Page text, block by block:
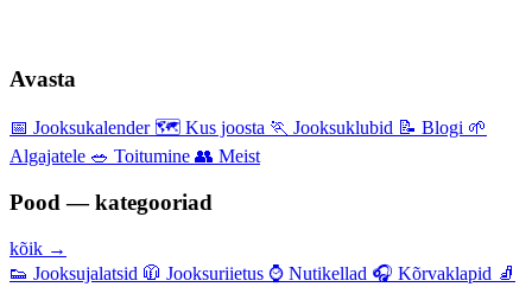
Avasta
📅 Jooksukalender 🗺️ Kus joosta 🏃 Jooksuklubid 📝 Blogi 🌱
Algajatele 🥗 Toitumine 👥 Meist
Pood — kategooriad
kõik →
👟 Jooksujalatsid 🧥 Jooksuriietus ⌚ Nutikellad 🎧 Kõrvaklapid 🧦